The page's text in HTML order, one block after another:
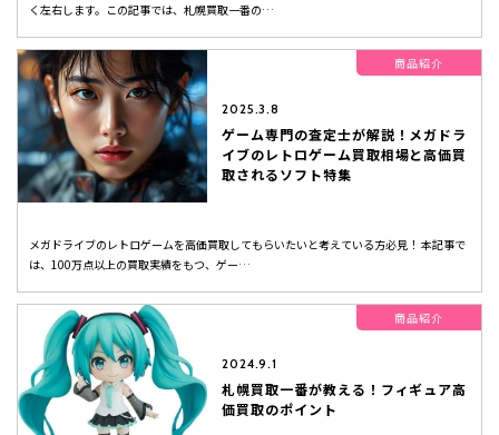
く左右します。この記事では、札幌買取一番の…
商品紹介
2025.3.8
ゲーム専門の査定士が解説！メガドラ
イブのレトロゲーム買取相場と高価買
取されるソフト特集
メガドライブのレトロゲームを高価買取してもらいたいと考えている方必見！ 本記事で
は、100万点以上の買取実績をもつ、ゲー…
商品紹介
2024.9.1
札幌買取一番が教える！フィギュア高
価買取のポイント